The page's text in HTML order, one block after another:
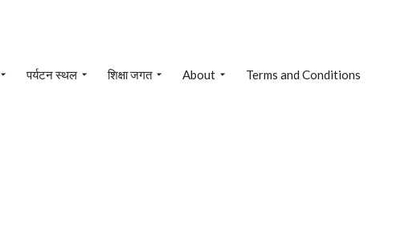
पर्यटन स्थल शिक्षा जगत About Terms and Conditions